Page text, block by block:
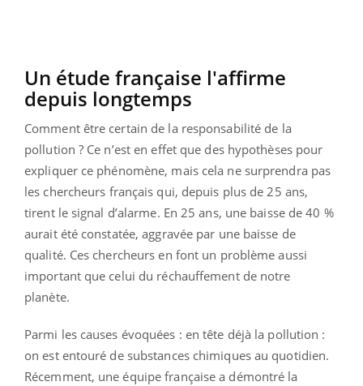
Un étude française l'affirme
depuis longtemps
Comment être certain de la responsabilité de la
pollution ? Ce n’est en effet que des hypothèses pour
expliquer ce phénomène, mais cela ne surprendra pas
les chercheurs français qui, depuis plus de 25 ans,
tirent le signal d’alarme. En 25 ans, une baisse de 40 %
aurait été constatée, aggravée par une baisse de
qualité. Ces chercheurs en font un problème aussi
important que celui du réchauffement de notre
planète.
Parmi les causes évoquées : en tête déjà la pollution :
on est entouré de substances chimiques au quotidien.
Récemment, une équipe française a démontré la